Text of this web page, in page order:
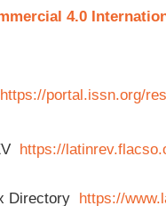
4.0
https://portal.issn.org/
https://
Directory https://